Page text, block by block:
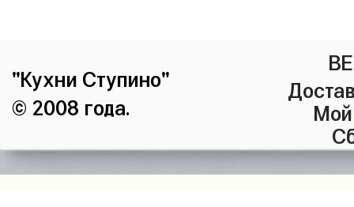
"Кухни Ступино"
© 2008 года.